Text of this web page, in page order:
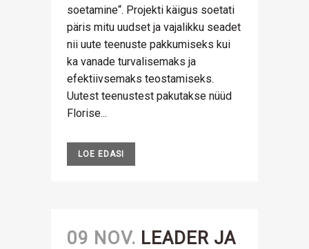
soetamine“. Projekti käigus soetati
päris mitu uudset ja vajalikku seadet
nii uute teenuste pakkumiseks kui
ka vanade turvalisemaks ja
efektiivsemaks teostamiseks.
Uutest teenustest pakutakse nüüd
Florise...
LOE EDASI
09 NOV. LEADER JA